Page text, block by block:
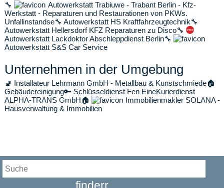
🔧
Autowerkstatt Trabiuwe - Trabant Berlin - Kfz-
Werkstatt - Reparaturen und Restaurationen von PKWs.
Unfallinstandse🔧 Autowerkstatt HS Kraftfahrzeugtechnik🔧
Autowerkstatt Hellersdorf KFZ Reparaturen zu Disco🔧
Autowerkstatt Lackdoktor Abschleppdienst Berlin🔧
Autowerkstatt S&S Car Service
Unternehmen in der Umgebung
🚽 Installateur Lehrmann GmbH - Metallbau & Kunstschmiede🏠
Gebäudereinigung🔑 Schlüsseldienst Fen EineKurierdienst
ALPHA-TRANS GmbH 🏠
Immobilienmakler SOLANA -
Hausverwaltung & Immobilien